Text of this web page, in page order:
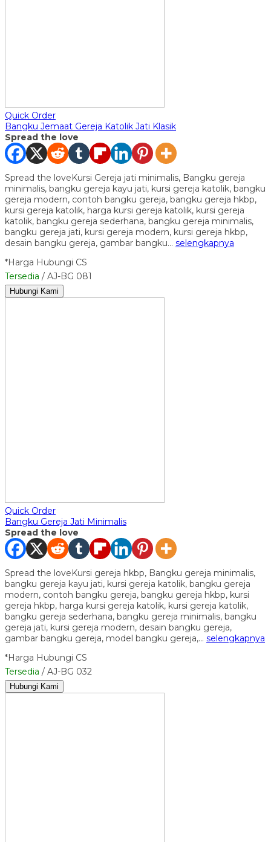
Quick Order
Bangku Jemaat Gereja Katolik Jati Klasik
Spread the love
Spread the loveKursi Gereja jati minimalis, Bangku gereja
minimalis, bangku gereja kayu jati, kursi gereja katolik, bangku
gereja modern, contoh bangku gereja, bangku gereja hkbp,
kursi gereja katolik, harga kursi gereja katolik, kursi gereja
katolik, bangku gereja sederhana, bangku gereja minimalis,
bangku gereja jati, kursi gereja modern, kursi gereja hkbp,
desain bangku gereja, gambar bangku… selengkapnya
*Harga Hubungi CS
Tersedia / AJ-BG 081
Hubungi Kami
Quick Order
Bangku Gereja Jati Minimalis
Spread the love
Spread the loveKursi gereja hkbp, Bangku gereja minimalis,
bangku gereja kayu jati, kursi gereja katolik, bangku gereja
modern, contoh bangku gereja, bangku gereja hkbp, kursi
gereja hkbp, harga kursi gereja katolik, kursi gereja katolik,
bangku gereja sederhana, bangku gereja minimalis, bangku
gereja jati, kursi gereja modern, desain bangku gereja,
gambar bangku gereja, model bangku gereja,… selengkapnya
*Harga Hubungi CS
Tersedia / AJ-BG 032
Hubungi Kami